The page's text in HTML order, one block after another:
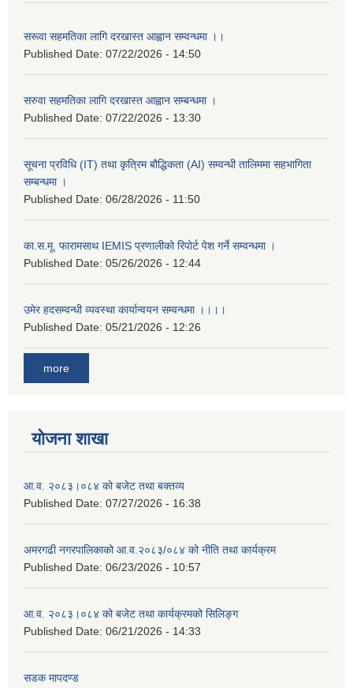
सरूवा सहमतिका लागि दरखास्त आह्वान सम्वन्धमा ।।
Published Date: 07/22/2026 - 14:50
सरुवा सहमतिका लागि दरखास्त आह्वान सम्बन्धमा ।
Published Date: 07/22/2026 - 13:30
सूचना प्रविधि (IT) तथा कृत्रिम बौद्धिकता (AI) सम्वन्धी तालिममा सहभागिता
सम्बन्धमा ।
Published Date: 06/28/2026 - 11:50
का.स.मू. फारामसाथ IEMIS प्रणालीको रिपोर्ट पेश गर्ने सम्वन्धमा ।
Published Date: 05/26/2026 - 12:44
उमेर हदसम्वन्धी व्यवस्था कार्यान्वयन सम्वन्धमा ।।।।
Published Date: 05/21/2026 - 12:26
more
योजना शाखा
आ.व. २०८३।०८४ को बजेट तथा बक्तव्य
Published Date: 07/27/2026 - 16:38
अमरगढी नगरपालिकाको आ.व.२०८३/०८४ को नीति तथा कार्यक्रम
Published Date: 06/23/2026 - 10:57
आ.व. २०८३।०८४ को बजेट तथा कार्यक्रमको सिलिङ्ग
Published Date: 06/21/2026 - 14:33
सडक मापदण्ड